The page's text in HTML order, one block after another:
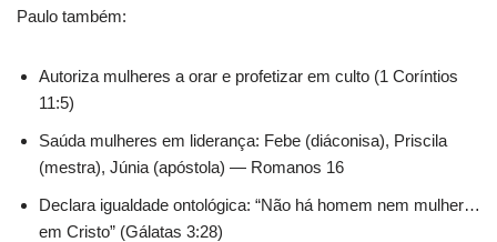
Paulo também:
Autoriza mulheres a orar e profetizar em culto (1 Coríntios
11:5)
Saúda mulheres em liderança: Febe (diáconisa), Priscila
(mestra), Júnia (apóstola) — Romanos 16
Declara igualdade ontológica: “Não há homem nem mulher…
em Cristo” (Gálatas 3:28)